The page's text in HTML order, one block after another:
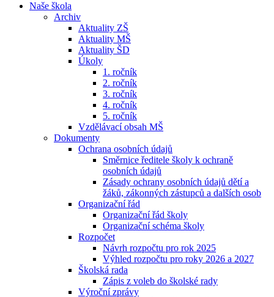
Naše škola
Archiv
Aktuality ZŠ
Aktuality MŠ
Aktuality ŠD
Úkoly
1. ročník
2. ročník
3. ročník
4. ročník
5. ročník
Vzdělávací obsah MŠ
Dokumenty
Ochrana osobních údajů
Směrnice ředitele školy k ochraně
osobních údajů
Zásady ochrany osobních údajů dětí a
žáků, zákonných zástupců a dalších osob
Organizační řád
Organizační řád školy
Organizační schéma školy
Rozpočet
Návrh rozpočtu pro rok 2025
Výhled rozpočtu pro roky 2026 a 2027
Školská rada
Zápis z voleb do školské rady
Výroční zprávy